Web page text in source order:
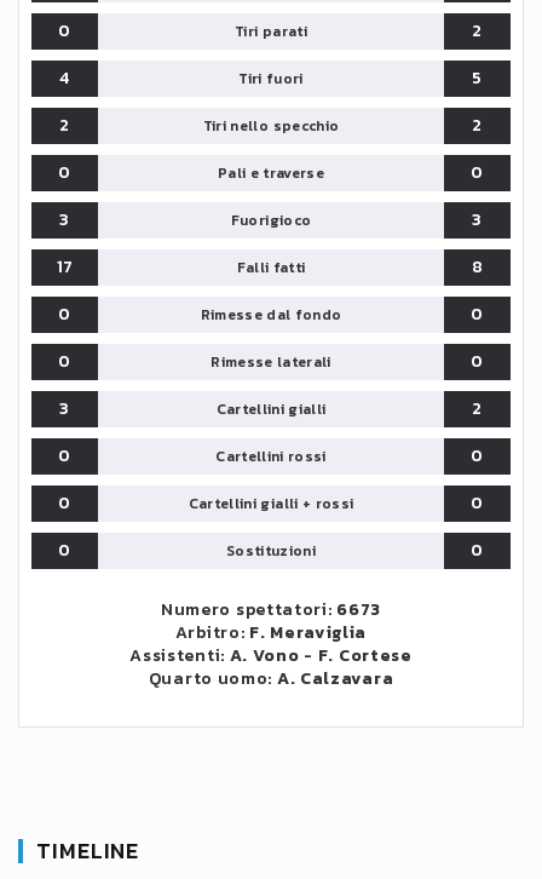
0 Tiri parati
2
4
Tiri fuori
5
2
Tiri nello specchio
2
0
Pali e traverse
0
3
Fuorigioco
3
17
Falli fatti
8
0
Rimesse dal fondo
0
0
Rimesse laterali
0
3
Cartellini gialli
2
0
Cartellini rossi
0
0
Cartellini gialli + rossi
0
0
Sostituzioni 0
Numero spettatori: 6673
Arbitro: F. Meraviglia
Assistenti: A. Vono - F. Cortese
Quarto uomo: A. Calzavara
TIMELINE